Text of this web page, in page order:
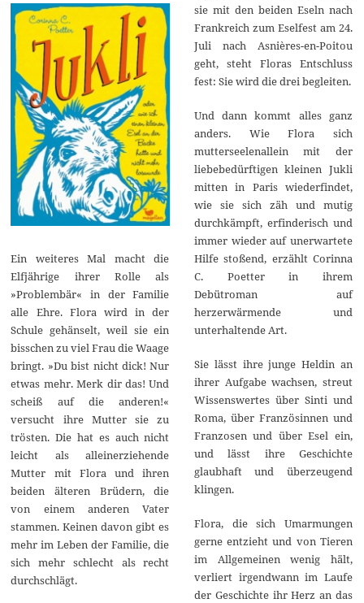
Ein weiteres Mal macht die
Elfjährige ihrer Rolle als
»Problembär« in der Familie
alle Ehre. Flora wird in der
Schule gehänselt, weil sie ein
bisschen zu viel Frau die Waage
bringt. »Du bist nicht dick! Nur
etwas mehr. Merk dir das! Und
scheiß auf die anderen!«
versucht ihre Mutter sie zu
trösten. Die hat es auch nicht
leicht als alleinerziehende
Mutter mit Flora und ihren
beiden älteren Brüdern, die
von einem anderen Vater
stammen. Keinen davon gibt es
mehr im Leben der Familie, die
sich mehr schlecht als recht
durchschlägt.
sie mit den beiden Eseln nach
Frankreich zum Eselfest am 24.
Juli nach Asnières-en-Poitou
geht, steht Floras Entschluss
fest: Sie wird die drei begleiten.
Und dann kommt alles ganz
anders. Wie Flora sich
mutterseelenallein mit der
liebebedürftigen kleinen Jukli
mitten in Paris wiederfindet,
wie sie sich zäh und mutig
durchkämpft, erfinderisch und
immer wieder auf unerwartete
Hilfe stoßend, erzählt Corinna
C. Poetter in ihrem
Debütroman auf
herzerwärmende und
unterhaltende Art.
Sie lässt ihre junge Heldin an
ihrer Aufgabe wachsen, streut
Wissenswertes über Sinti und
Roma, über Französinnen und
Franzosen und über Esel ein,
und lässt ihre Geschichte
glaubhaft und überzeugend
klingen.
Flora, die sich Umarmungen
gerne entzieht und von Tieren
im Allgemeinen wenig hält,
verliert irgendwann im Laufe
der Geschichte ihr Herz an das